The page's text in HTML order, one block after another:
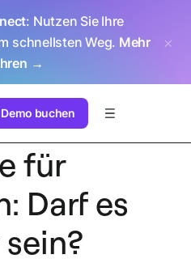
: Nutzen Sie Ihre
schnellsten Weg. Mehr
→
Demo buchen
für
Darf es